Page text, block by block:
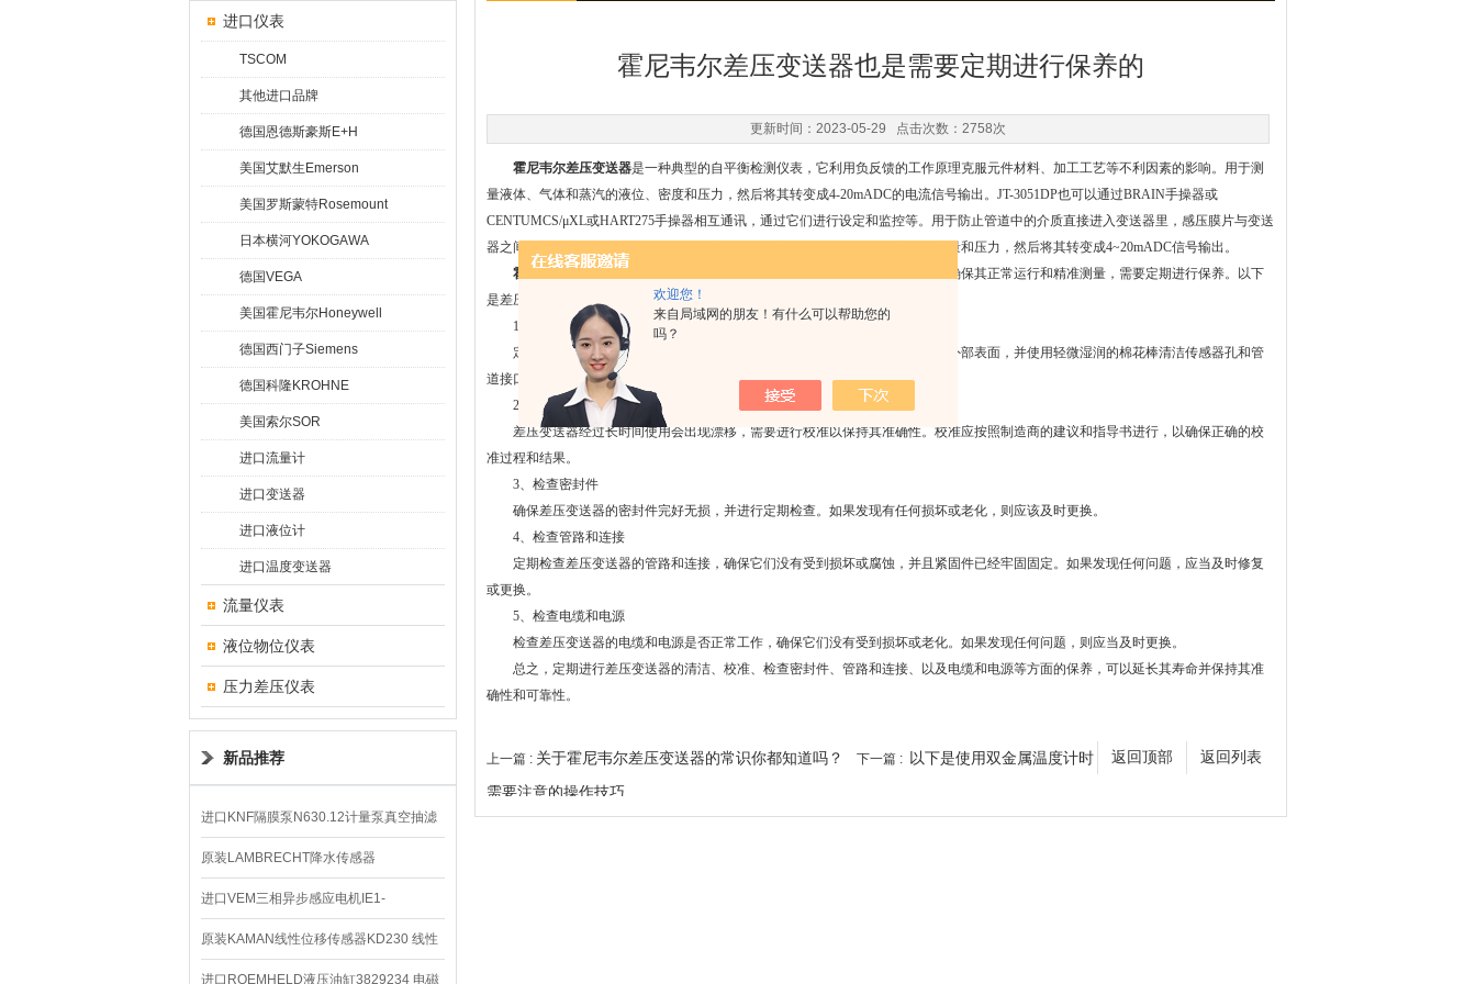
欢迎您！
来自局域网的朋友！有什么可以帮助您的
吗？
进口仪表
TSCOM
其他进口品牌
德国恩德斯豪斯E+H
美国艾默生Emerson
美国罗斯蒙特Rosemount
日本横河YOKOGAWA
德国VEGA
美国霍尼韦尔Honeywell
德国西门子Siemens
德国科隆KROHNE
美国索尔SOR
进口流量计
进口变送器
进口液位计
进口温度变送器
流量仪表
液位物位仪表
压力差压仪表
新品推荐
进口KNF隔膜泵N630.12计量泵真空抽滤
泵价格
原装LAMBRECHT降水传感器
00.14575.20气象仪
进口VEM三相异步感应电机IE1-
K21R80G4马达
原装KAMAN线性位移传感器KD230 线性
编码器
进口ROEMHELD液压油缸3829234 电磁
霍尼韦尔差压变送器也是需要定期进行保养的
更新时间：2023-05-29 点击次数：2758次
霍尼韦尔差压变送器是一种典型的自平衡检测仪表，它利用负反馈的工作原理克服元件材料、加工工艺等不利因素的影响。用于测
量液体、气体和蒸汽的液位、密度和压力，然后将其转变成4-20mADC的电流信号输出。JT-3051DP也可以通过BRAIN手操器或
CENTUMCS/μXL或HART275手操器相互通讯，通过它们进行设定和监控等。用于防止管道中的介质直接进入变送器里，感压膜片与变送
器之间靠注满流体的毛细管连接起来。它用于测量液体、气体或蒸汽的液位、流量和压力，然后将其转变成4~20mADC信号输出。
霍尼韦尔差压变送器
是一种常用于测量流体或气体压力差的传感器设备，为确保其正常运行和精准测量，需要定期进行保养。以下
是差压变送器的保养方法：
1、定期清洁
定期对差压变送器进行清洁可以保证其正常运行和准确测量。使用软布擦拭外部表面，并使用轻微湿润的棉花棒清洁传感器孔和管
道接口。
2、校准
差压变送器经过长时间使用会出现漂移，需要进行校准以保持其准确性。校准应按照制造商的建议和指导书进行，以确保正确的校
准过程和结果。
3、检查密封件
确保差压变送器的密封件完好无损，并进行定期检查。如果发现有任何损坏或老化，则应该及时更换。
4、检查管路和连接
定期检查差压变送器的管路和连接，确保它们没有受到损坏或腐蚀，并且紧固件已经牢固固定。如果发现任何问题，应当及时修复
或更换。
5、检查电缆和电源
检查差压变送器的电缆和电源是否正常工作，确保它们没有受到损坏或老化。如果发现任何问题，则应当及时更换。
总之，定期进行差压变送器的清洁、校准、检查密封件、管路和连接、以及电缆和电源等方面的保养，可以延长其寿命并保持其准
确性和可靠性。
返回列表
返回顶部
上一篇 : 关于霍尼韦尔差压变送器的常识你都知道吗？ 下一篇 : 以下是使用双金属温度计时
需要注意的操作技巧